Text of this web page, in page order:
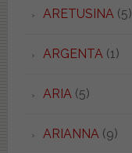
ARETUSINA (5)
ARGENTA (1)
ARIA (5)
ARIANNA (9)